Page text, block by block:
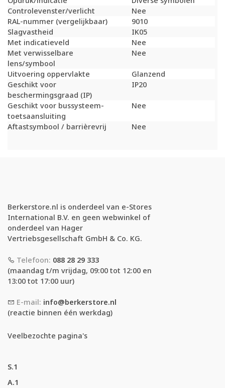
Controlevenster/verlicht
Nee
RAL-nummer (vergelijkbaar)
9010
Slagvastheid
IK05
Met indicatieveld
Nee
Met verwisselbare
lens/symbool
Nee
Uitvoering oppervlakte
Glanzend
Geschikt voor
beschermingsgraad (IP)
IP20
Geschikt voor bussysteem-
toetsaansluiting
Nee
Aftastsymbool / barrièrevrij Nee
Berkerstore.nl is onderdeel van e-Stores
International B.V. en geen webwinkel of
onderdeel van Hager
Vertriebsgesellschaft GmbH & Co. KG.
Telefoon: 088 28 29 333
(maandag t/m vrijdag, 09:00 tot 12:00 en
13:00 tot 17:00 uur)
E-mail: info@berkerstore.nl
(reactie binnen één werkdag)
Veelbezochte pagina's
S.1
A.1